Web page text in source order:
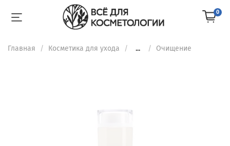
0
Главная Косметика для ухода ... Очищение